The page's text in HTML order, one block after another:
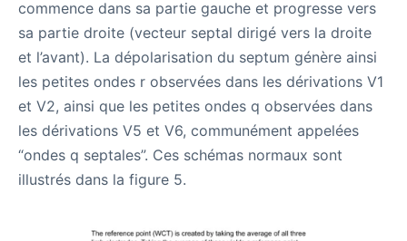
commence dans sa partie gauche et progresse vers
sa partie droite (vecteur septal dirigé vers la droite
et l’avant). La dépolarisation du septum génère ainsi
les petites ondes r observées dans les dérivations V1
et V2, ainsi que les petites ondes q observées dans
les dérivations V5 et V6, communément appelées
“ondes q septales”. Ces schémas normaux sont
illustrés dans la figure 5.